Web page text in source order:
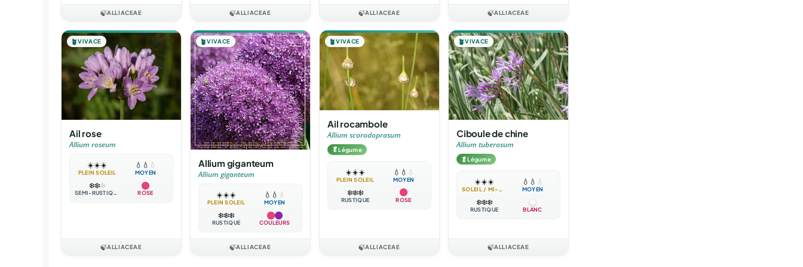
🍃ALLIACEAE 🍃ALLIACEAE 🍃ALLIACEAE 🍃ALLIACEAE
🪴VIVACE
Ail rose
Allium roseum
☀️☀️☀️
PLEIN SOLEIL
💧 💧 💧
MOYEN
❄️❄️❄️
SEMI-RUSTIQUE ROSE
🍃ALLIACEAE
🪴VIVACE
Allium giganteum
Allium giganteum
☀️☀️☀️
PLEIN SOLEIL
💧 💧 💧
MOYEN
❄️❄️❄️
RUSTIQUE COULEURS
🍃ALLIACEAE
🪴VIVACE
Ail rocambole
Allium scorodoprasum
🥬Légume
☀️☀️☀️
PLEIN SOLEIL
💧 💧 💧
MOYEN
❄️❄️❄️
RUSTIQUE ROSE
🍃ALLIACEAE
🪴VIVACE
Ciboule de chine
Allium tuberosum
🥬Légume
☀️☀️☀️
SOLEIL / MI-OMBRE
💧 💧 💧
MOYEN
❄️❄️❄️
RUSTIQUE BLANC
🍃ALLIACEAE